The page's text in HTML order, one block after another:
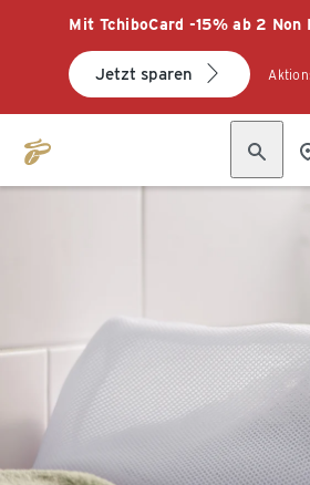
Mit TchiboCard -15% ab 2
Jetzt sparen